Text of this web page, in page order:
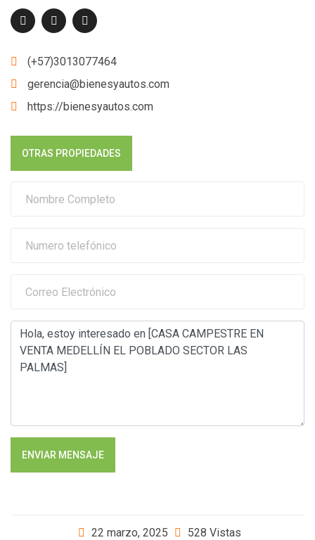
(+57)3013077464
gerencia@bienesyautos.com
https://bienesyautos.com
OTRAS PROPIEDADES
ENVIAR MENSAJE
22 marzo, 2025 528 Vistas